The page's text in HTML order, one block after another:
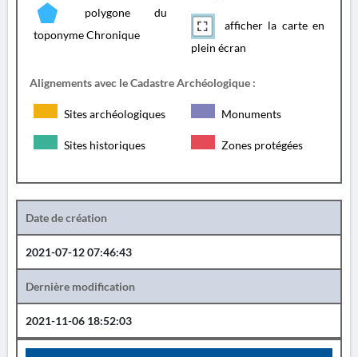
polygone du
toponyme Chronique
afficher la carte en
plein écran
Alignements avec le Cadastre Archéologique :
Sites archéologiques Monuments
Sites historiques Zones protégées
Date de création
2021-07-12 07:46:43
Dernière modification
2021-11-06 18:52:03